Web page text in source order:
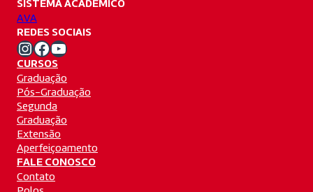
SISTEMA ACADÊMICO
AVA
REDES SOCIAIS
Instagram Unifacvest Facebook Unifacvest Youtube Unifacvest
CURSOS
Graduação
Pós-Graduação
Segunda
Graduação
Extensão
Aperfeiçoamento
FALE CONOSCO
Contato